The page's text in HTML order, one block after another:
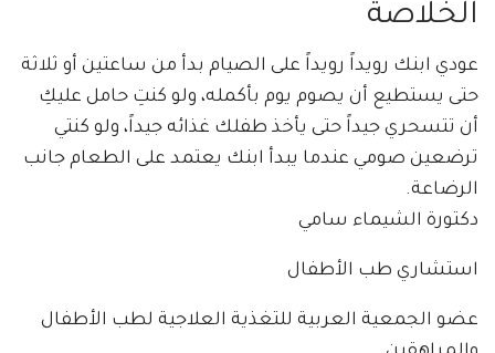
الخلاصة
عودي ابنك رويداً رويداً على الصيام بدأ من ساعتين أو ثلاثة
حتى يستطيع أن يصوم يوم بأكمله، ولو كنتِ حامل عليكِ
أن تتسحري جيداً حتى يأخذ طفلك غذائه جيداً، ولو كنتي
ترضعين صومي عندما يبدأ ابنك يعتمد على الطعام جانب
الرضاعة.
دكتورة الشيماء سامي
استشاري طب الأطفال
عضو الجمعية العربية للتغذية العلاجية لطب الأطفال